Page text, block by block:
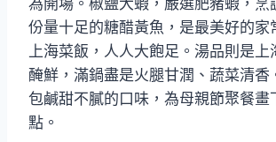
為開場。椒鹽大蝦，嚴選肥豬蝦，烹
份量十足的糖醋黃魚，是最美好的家
上海菜飯，人人大飽足。湯品則是上
醃鮮，滿鍋盡是火腿甘潤、蔬菜清香
包鹹甜不膩的口味，為母親節聚餐畫
點。